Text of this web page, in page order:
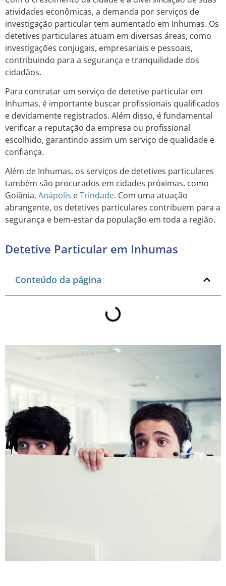
atividades econômicas, a demanda por serviços de
investigação particular tem aumentado em Inhumas. Os
detetives particulares atuam em diversas áreas, como
investigações conjugais, empresariais e pessoais,
contribuindo para a segurança e tranquilidade dos
cidadãos.
Para contratar um serviço de detetive particular em
Inhumas, é importante buscar profissionais qualificados
e devidamente registrados. Além disso, é fundamental
verificar a reputação da empresa ou profissional
escolhido, garantindo assim um serviço de qualidade e
confiança.
Além de Inhumas, os serviços de detetives particulares
também são procurados em cidades próximas, como
Goiânia, Anápolis eTrindade. Com uma atuação
abrangente, os detetives particulares contribuem para a
segurança e bem-estar da população em toda a região.
Detetive Particular em Inhumas
Conteúdo da página